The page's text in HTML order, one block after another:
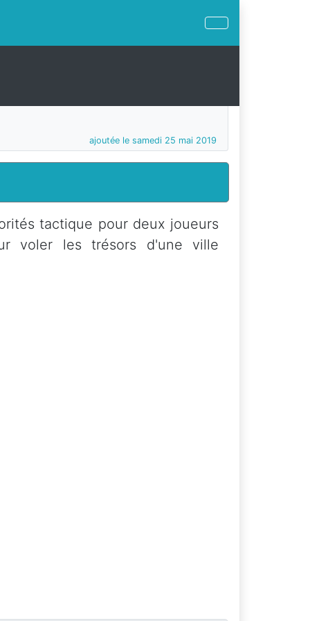
ajoutée le samedi 25 mai 2019
tactique pour deux joueurs
voler les trésors d'une ville